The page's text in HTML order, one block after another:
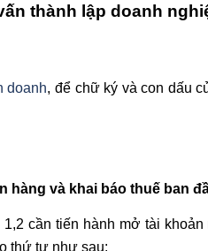
thành lập doanh
doanh, để chữ ký và con dấu
hàng và khai báo thuế ban
cần tiến hành mở tài
thứ tự như sau: